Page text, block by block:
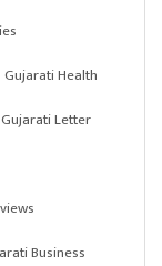
Gujarati Health
Gujarati Letter
Business